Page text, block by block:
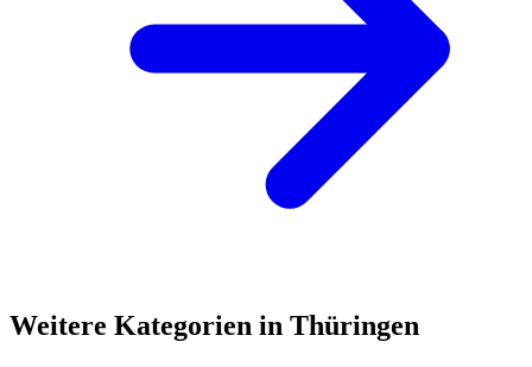
Weitere Kategorien in Thüringen